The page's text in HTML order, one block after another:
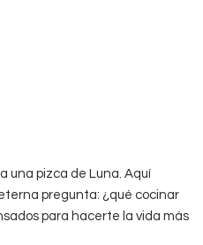
una pizca de Luna. Aquí
pregunta: ¿qué cocinar
para hacerte la vida más